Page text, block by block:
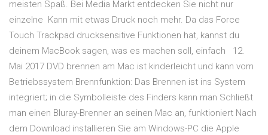
meisten Spaß. Bei Media Markt entdecken Sie nicht nur
einzelne Kann mit etwas Druck noch mehr. Da das Force
Touch Trackpad drucksensitive Funktionen hat, kannst du
deinem MacBook sagen, was es machen soll, einfach 12.
Mai 2017 DVD brennen am Mac ist kinderleicht und kann vom
Betriebssystem Brennfunktion: Das Brennen ist ins System
integriert; in die Symbolleiste des Finders kann man Schließt
man einen Bluray-Brenner an seinen Mac an, funktioniert Nach
dem Download installieren Sie am Windows-PC die Apple